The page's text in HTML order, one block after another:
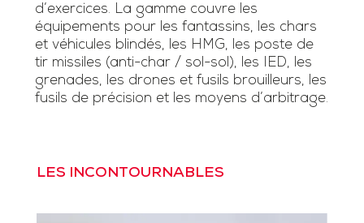
d’exercices. La gamme couvre les
équipements pour les fantassins, les chars
et véhicules blindés, les HMG, les poste de
tir missiles (anti-char / sol-sol), les IED, les
grenades, les drones et fusils brouilleurs, les
fusils de précision et les moyens d’arbitrage.
LES INCONTOURNABLES